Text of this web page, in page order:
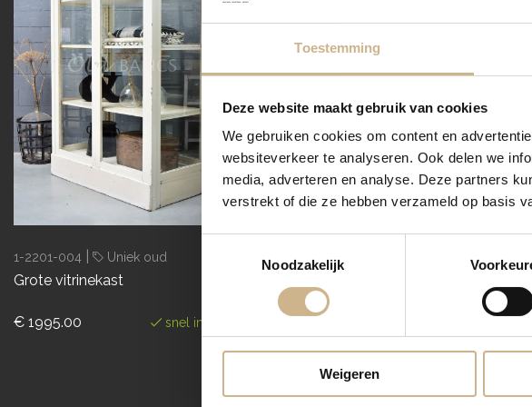
Toestemming
Deze website maakt gebruik van cookies
We gebruiken cookies om content en
websiteverkeer te analyseren. Ook delen we
media, adverteren en analyse. Deze partners
verstrekt of die ze hebben verzameld op basis
Noodzakelijk
Weigeren
1-2201-004 Uniek oud
Grote vitrinekast
€ 1995.00 snel in huis